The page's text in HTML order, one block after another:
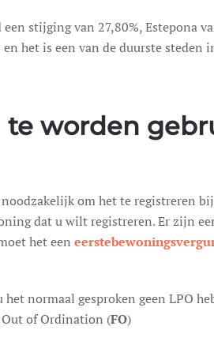
stijging van 27,80%, Estepona
het is een van de duurste steden
te worden
om het te registreren
dat u wilt registreren. Er zijn
het een
normaal gesproken geen LPO
of Ordination (FO)